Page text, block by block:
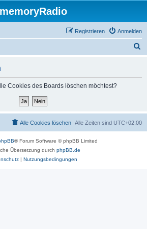
memoryRadio
Anmelden
Registrieren
Cookies des Boards löschen möchtest?
Alle Zeiten sind UTC+02:00
Alle Cookies löschen
® Forum Software © phpBB Limited
Übersetzung durch phpBB.de
| Nutzungsbedingungen